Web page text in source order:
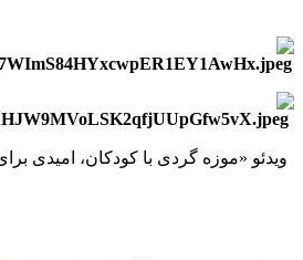
ویدئو «موزه گردی با کودکان، امیدی